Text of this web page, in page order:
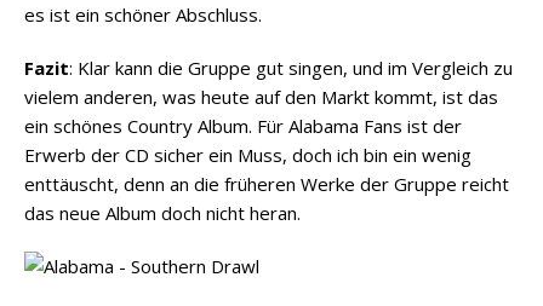
es ist ein schöner Abschluss.
Fazit: Klar kann die Gruppe gut singen, und im Vergleich zu
vielem anderen, was heute auf den Markt kommt, ist das
ein schönes Country Album. Für Alabama Fans ist der
Erwerb der CD sicher ein Muss, doch ich bin ein wenig
enttäuscht, denn an die früheren Werke der Gruppe reicht
das neue Album doch nicht heran.